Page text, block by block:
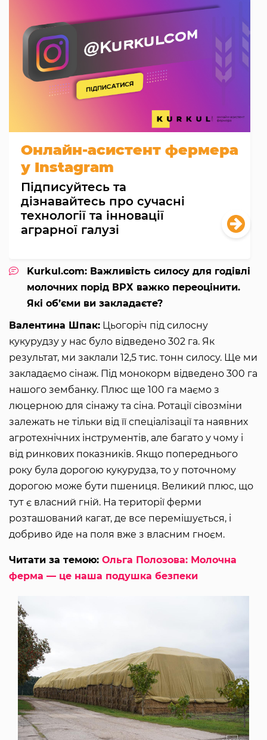
Онлайн-асистент фермера
у Instagram
Підписуйтесь та
дізнавайтесь про сучасні
технології та інновації
аграрної галузі
Kurkul.com: Важливість силосу для годівлі
молочних порід ВРХ важко переоцінити.
Які об’єми ви закладаєте?
Валентина Шпак: Цьогоріч під силосну
кукурудзу у нас було відведено 302 га. Як
результат, ми заклали 12,5 тис. тонн силосу. Ще ми
закладаємо сінаж. Під монокорм відведено 300 га
нашого зембанку. Плюс ще 100 га маємо з
люцерною для сінажу та сіна. Ротації сівозміни
залежать не тільки від її спеціалізації та наявних
агротехнічних інструментів, але багато у чому і
від ринкових показників. Якщо попереднього
року була дорогою кукурудза, то у поточному
дорогою може бути пшениця. Великий плюс, що
тут є власний гній. На території ферми
розташований кагат, де все перемішується, і
добриво йде на поля вже з власним гноєм.
Читати за темою: Ольга Полозова: Молочна
ферма — це наша подушка безпеки